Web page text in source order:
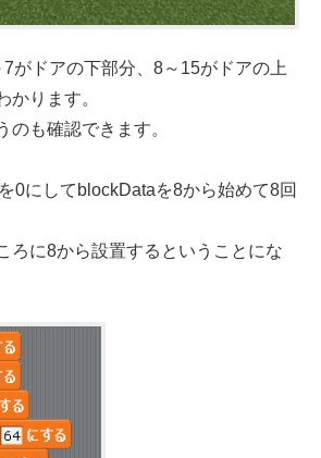
がドアの下部分、8～15がドアの上
かります。
のも確認できます。
0にしてblockDataを8から始めて8回
ろに8から設置するということにな